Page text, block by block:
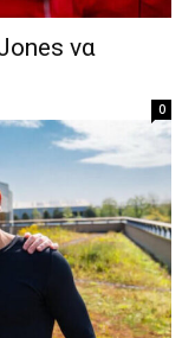
να
0